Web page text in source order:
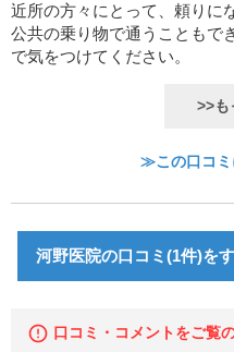
近所の方々にとって、頼りに
公共の乗り物で通うこともで
で気をつけてください。
>>も
≫この口コミ
河野医院の口コミ(1件)を
口コミ・コメントをご覧